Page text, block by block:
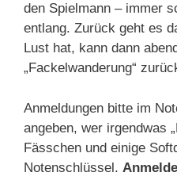
den Spielmann – immer
entlang. Zurück geht es
Lust hat, kann dann
„Fackelwanderung“
Anmeldungen bitte im
angeben, wer irgendwas
Fässchen und einige
Notenschlüssel.